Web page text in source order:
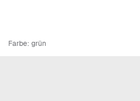
Farbe: grün